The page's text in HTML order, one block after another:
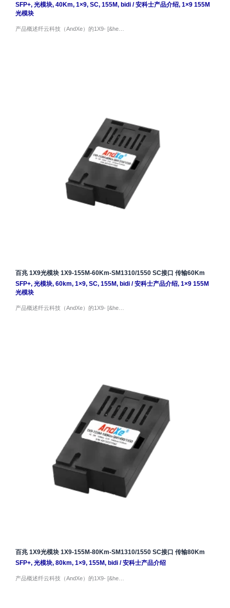
SFP+, 光模块, 40Km, 1×9, SC, 155M, bidi/安科士产品介绍, 1×9 155M
光模块
产品概述纤云科技（AndXe）的1X9- [&he…
百兆 1X9光模块 1X9-155M-60Km-SM1310/1550 SC接口 传输60Km
SFP+, 光模块, 60km, 1×9, SC, 155M, bidi/安科士产品介绍, 1×9 155M
光模块
产品概述纤云科技（AndXe）的1X9- [&he…
百兆 1X9光模块 1X9-155M-80Km-SM1310/1550 SC接口 传输80Km
SFP+, 光模块, 80km, 1×9, 155M, bidi/安科士产品介绍
产品概述纤云科技（AndXe）的1X9- [&he…